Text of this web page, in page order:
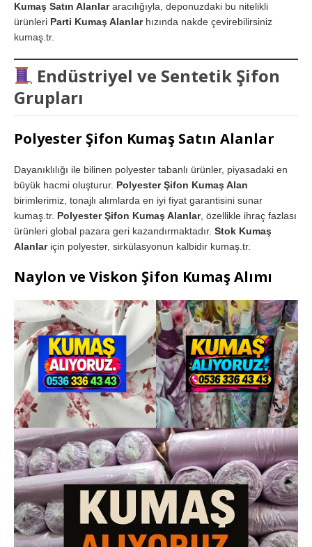
Kumaş Satın Alanlararacılığıyla, deponuzdaki bu nitelikli
ürünleri Parti Kumaş Alanlarhızında nakde çevirebilirsiniz
kumaş.tr.
Endüstriyel ve Sentetik Şifon
Grupları
Polyester Şifon Kumaş Satın Alanlar
Dayanıklılığı ile bilinen polyester tabanlı ürünler, piyasadaki en
büyük hacmi oluşturur. Polyester Şifon Kumaş Alan
birimlerimiz, tonajlı alımlarda en iyi fiyat garantisini sunar
kumaş.tr. Polyester Şifon Kumaş Alanlar, özellikle ihraç fazlası
ürünleri global pazara geri kazandırmaktadır. Stok Kumaş
Alanlariçin polyester, sirkülasyonun kalbidir kumaş.tr.
Naylon ve Viskon Şifon Kumaş Alımı